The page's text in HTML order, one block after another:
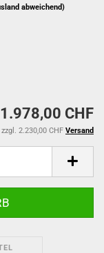
abweichend)
1.978,00 CHF
zzgl. 2.230,00 CHF Versand